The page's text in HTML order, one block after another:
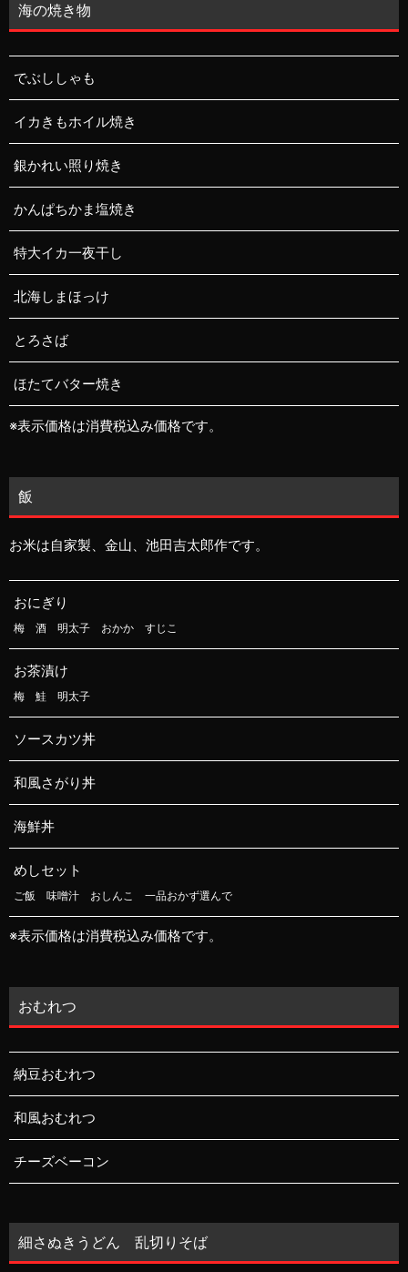
海の焼き物
でぶししゃも
イカきもホイル焼き
銀かれい照り焼き
かんぱちかま塩焼き
特大イカ一夜干し
北海しまほっけ
とろさば
ほたてバター焼き
※表示価格は消費税込み価格です。
飯
お米は自家製、金山、池田吉太郎作です。
おにぎり
梅 酒 明太子 おかか すじこ
お茶漬け
梅 鮭 明太子
ソースカツ丼
和風さがり丼
海鮮丼
めしセット
ご飯 味噌汁 おしんこ 一品おかず選んで
※表示価格は消費税込み価格です。
おむれつ
納豆おむれつ
和風おむれつ
チーズベーコン
細さぬきうどん 乱切りそば